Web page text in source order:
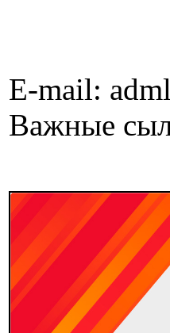
E-mail:
Важные